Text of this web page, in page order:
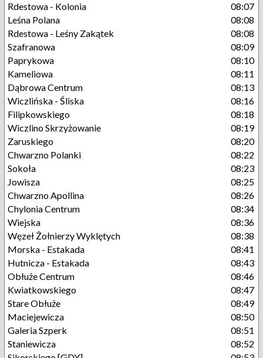
Rdestowa - Kolonia
08:07
Leśna Polana
08:08
Rdestowa - Leśny Zakątek
08:08
Szafranowa
08:09
Paprykowa
08:10
Kameliowa
08:11
Dąbrowa Centrum
08:13
Wiczlińska - Śliska
08:16
Filipkowskiego
08:18
Wiczlino Skrzyżowanie
08:19
Zaruskiego
08:20
Chwarzno Polanki
08:22
Sokoła
08:23
Jowisza
08:25
Chwarzno Apollina
08:26
Chylonia Centrum
08:34
Wiejska
08:36
Węzeł Żołnierzy Wyklętych
08:38
Morska - Estakada
08:41
Hutnicza - Estakada
08:43
Obłuże Centrum
08:46
Kwiatkowskiego
08:47
Stare Obłuże
08:49
Maciejewicza
08:50
Galeria Szperk
08:51
Staniewicza
08:52